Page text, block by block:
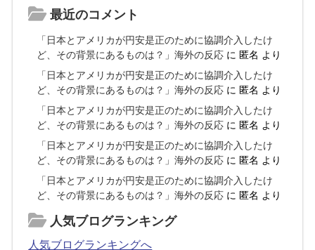
最近のコメント
「日本とアメリカが円安是正のために協調介入したけ
ど、その背景にあるものは？」海外の反応 に匿名 より
「日本とアメリカが円安是正のために協調介入したけ
ど、その背景にあるものは？」海外の反応 に匿名 より
「日本とアメリカが円安是正のために協調介入したけ
ど、その背景にあるものは？」海外の反応 に匿名 より
「日本とアメリカが円安是正のために協調介入したけ
ど、その背景にあるものは？」海外の反応 に匿名 より
「日本とアメリカが円安是正のために協調介入したけ
ど、その背景にあるものは？」海外の反応 に匿名 より
人気ブログランキング
人気ブログランキングへ